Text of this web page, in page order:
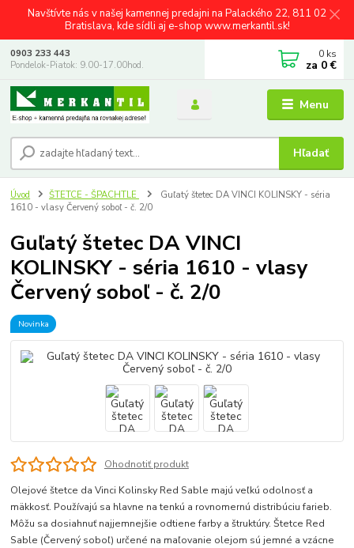
Navštívte nás v našej kamennej predajni na Palackého 22, 811 02
Bratislava, kde sídli aj e-shop www.merkantil.sk!
Menu
Hľadať
0903 233 443
Pondelok-Piatok: 9.00-17.00hod.
0 ks
za 0 €
Úvod ŠTETCE - ŠPACHTLE
Guľatý štetec DA VINCI KOLINSKY - séria
1610 - vlasy Červený soboľ - č. 2/0
Guľatý štetec DA VINCI
KOLINSKY - séria 1610 - vlasy
Červený soboľ - č. 2/0
Novinka
Ohodnotiť produkt
Olejové štetce da Vinci Kolinsky Red Sable majú veľkú odolnosť a
mäkkosť. Používajú sa hlavne na tenkú a rovnomernú distribúciu farieb.
Môžu sa dosiahnuť najjemnejšie odtiene farby a štruktúry. Štetce Red
Sable (Červený soboľ) určené na maľovanie olejom sú jemné a vzácne